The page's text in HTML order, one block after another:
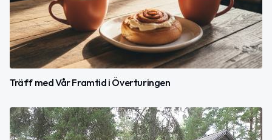
Träff med Vår Framtid i Överturingen